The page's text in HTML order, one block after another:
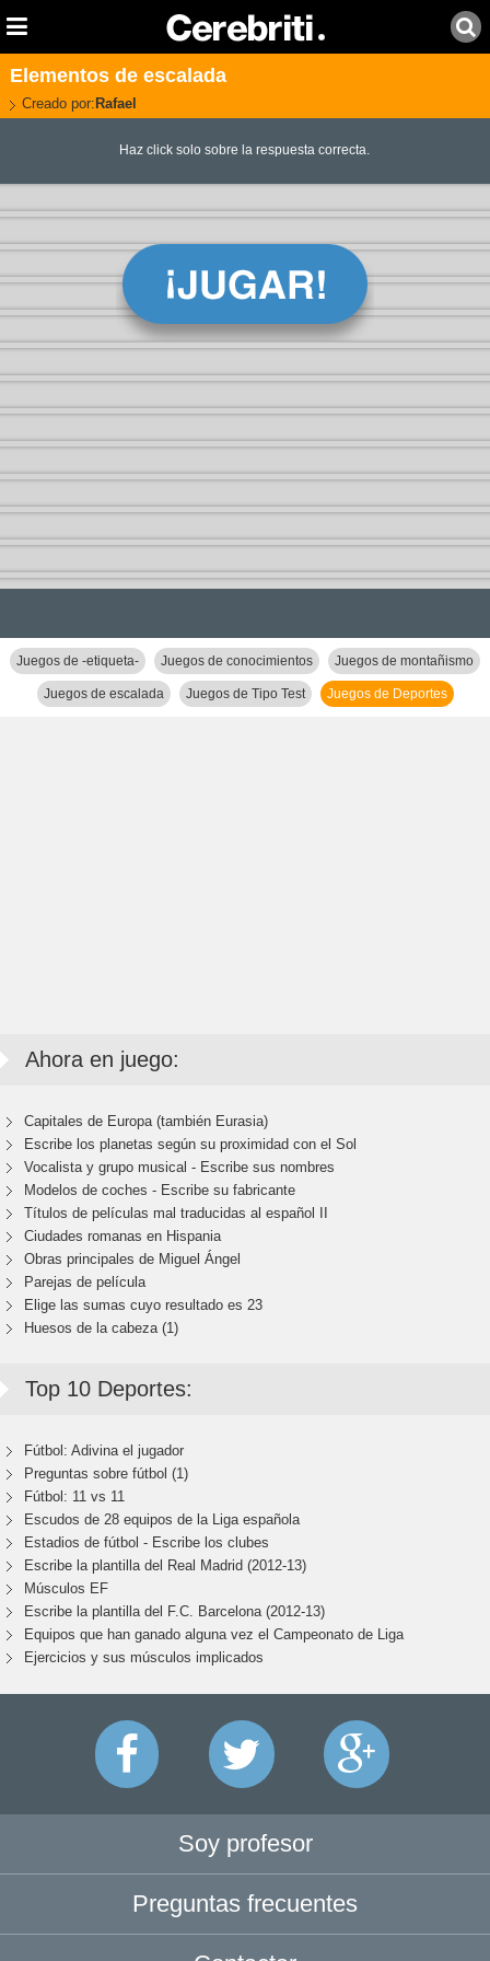
Elementos de escalada
Creado por: Rafael
Haz click solo sobre la respuesta correcta.
Juegos de -etiqueta- Juegos de conocimientos Juegos de montañismo
Juegos de escalada Juegos de Tipo Test Juegos de Deportes
Ahora en juego:
Capitales de Europa (también Eurasia)
Escribe los planetas según su proximidad con el Sol
Vocalista y grupo musical - Escribe sus nombres
Modelos de coches - Escribe su fabricante
Títulos de películas mal traducidas al español II
Ciudades romanas en Hispania
Obras principales de Miguel Ángel
Parejas de película
Elige las sumas cuyo resultado es 23
Huesos de la cabeza (1)
Top 10 Deportes:
Fútbol: Adivina el jugador
Preguntas sobre fútbol (1)
Fútbol: 11 vs 11
Escudos de 28 equipos de la Liga española
Estadios de fútbol - Escribe los clubes
Escribe la plantilla del Real Madrid (2012-13)
Músculos EF
Escribe la plantilla del F.C. Barcelona (2012-13)
Equipos que han ganado alguna vez el Campeonato de Liga
Ejercicios y sus músculos implicados
Soy profesor
Preguntas frecuentes